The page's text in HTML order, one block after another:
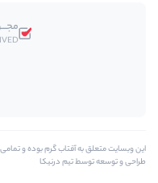
اين وبسايت متعلق به آفتاب گرم بوده و
طراحی و توسعه توسط تیم درنیکا